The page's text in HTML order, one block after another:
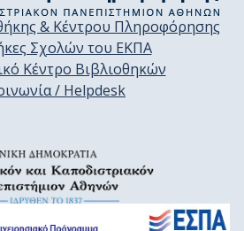
& Κέντρου Πληροφόρησης
Σχολών του ΕΚΠΑ
Κέντρο Βιβλιοθηκών
/ Helpdesk